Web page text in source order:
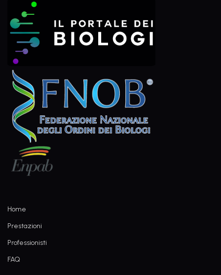
Home
Prestazioni
Professionisti
FAQ